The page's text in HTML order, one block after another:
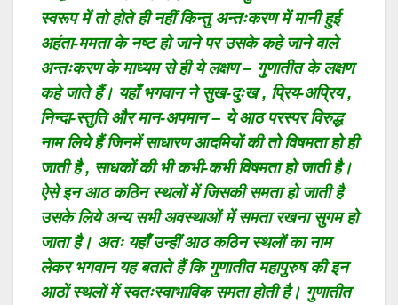
स्वरूप में तो होते ही नहीं किन्तु अन्तःकरण में मानी हुई
अहंता-ममता के नष्ट हो जाने पर उसके कहे जाने वाले
अन्तःकरण के माध्यम से ही ये लक्षण – गुणातीत के लक्षण
कहे जाते हैं। यहाँ भगवान ने सुख-दुःख , प्रिय-अप्रिय ,
निन्दा-स्तुति और मान-अपमान – ये आठ परस्पर विरुद्ध
नाम लिये हैं जिनमें साधारण आदमियों की तो विषमता हो ही
जाती है , साधकों की भी कभी-कभी विषमता हो जाती है।
ऐसे इन आठ कठिन स्थलों में जिसकी समता हो जाती है
उसके लिये अन्य सभी अवस्थाओं में समता रखना सुगम हो
जाता है। अतः यहाँ उन्हीं आठ कठिन स्थलों का नाम
लेकर भगवान यह बताते हैं कि गुणातीत महापुरुष की इन
आठों स्थलों में स्वतःस्वाभाविक समता होती है। गुणातीत